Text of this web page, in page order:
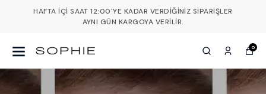
HAFTA İÇI SAAT 12:00'YE KADAR VERDIĞINIZ SIPARIŞLER
AYNI GÜN KARGOYA VERILIR.
0